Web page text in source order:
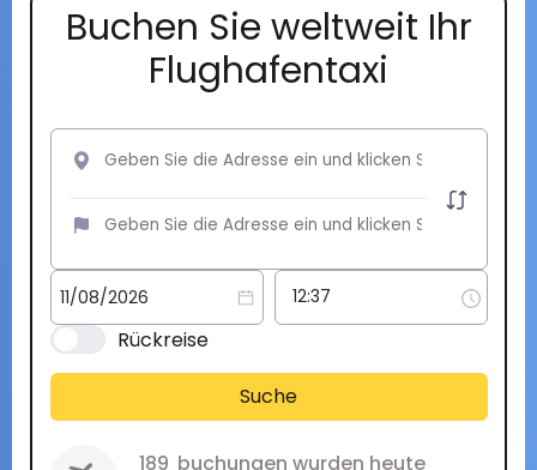
Buchen Sie weltweit Ihr
Flughafentaxi
Rückreise
Suche
189 buchungen wurden heute